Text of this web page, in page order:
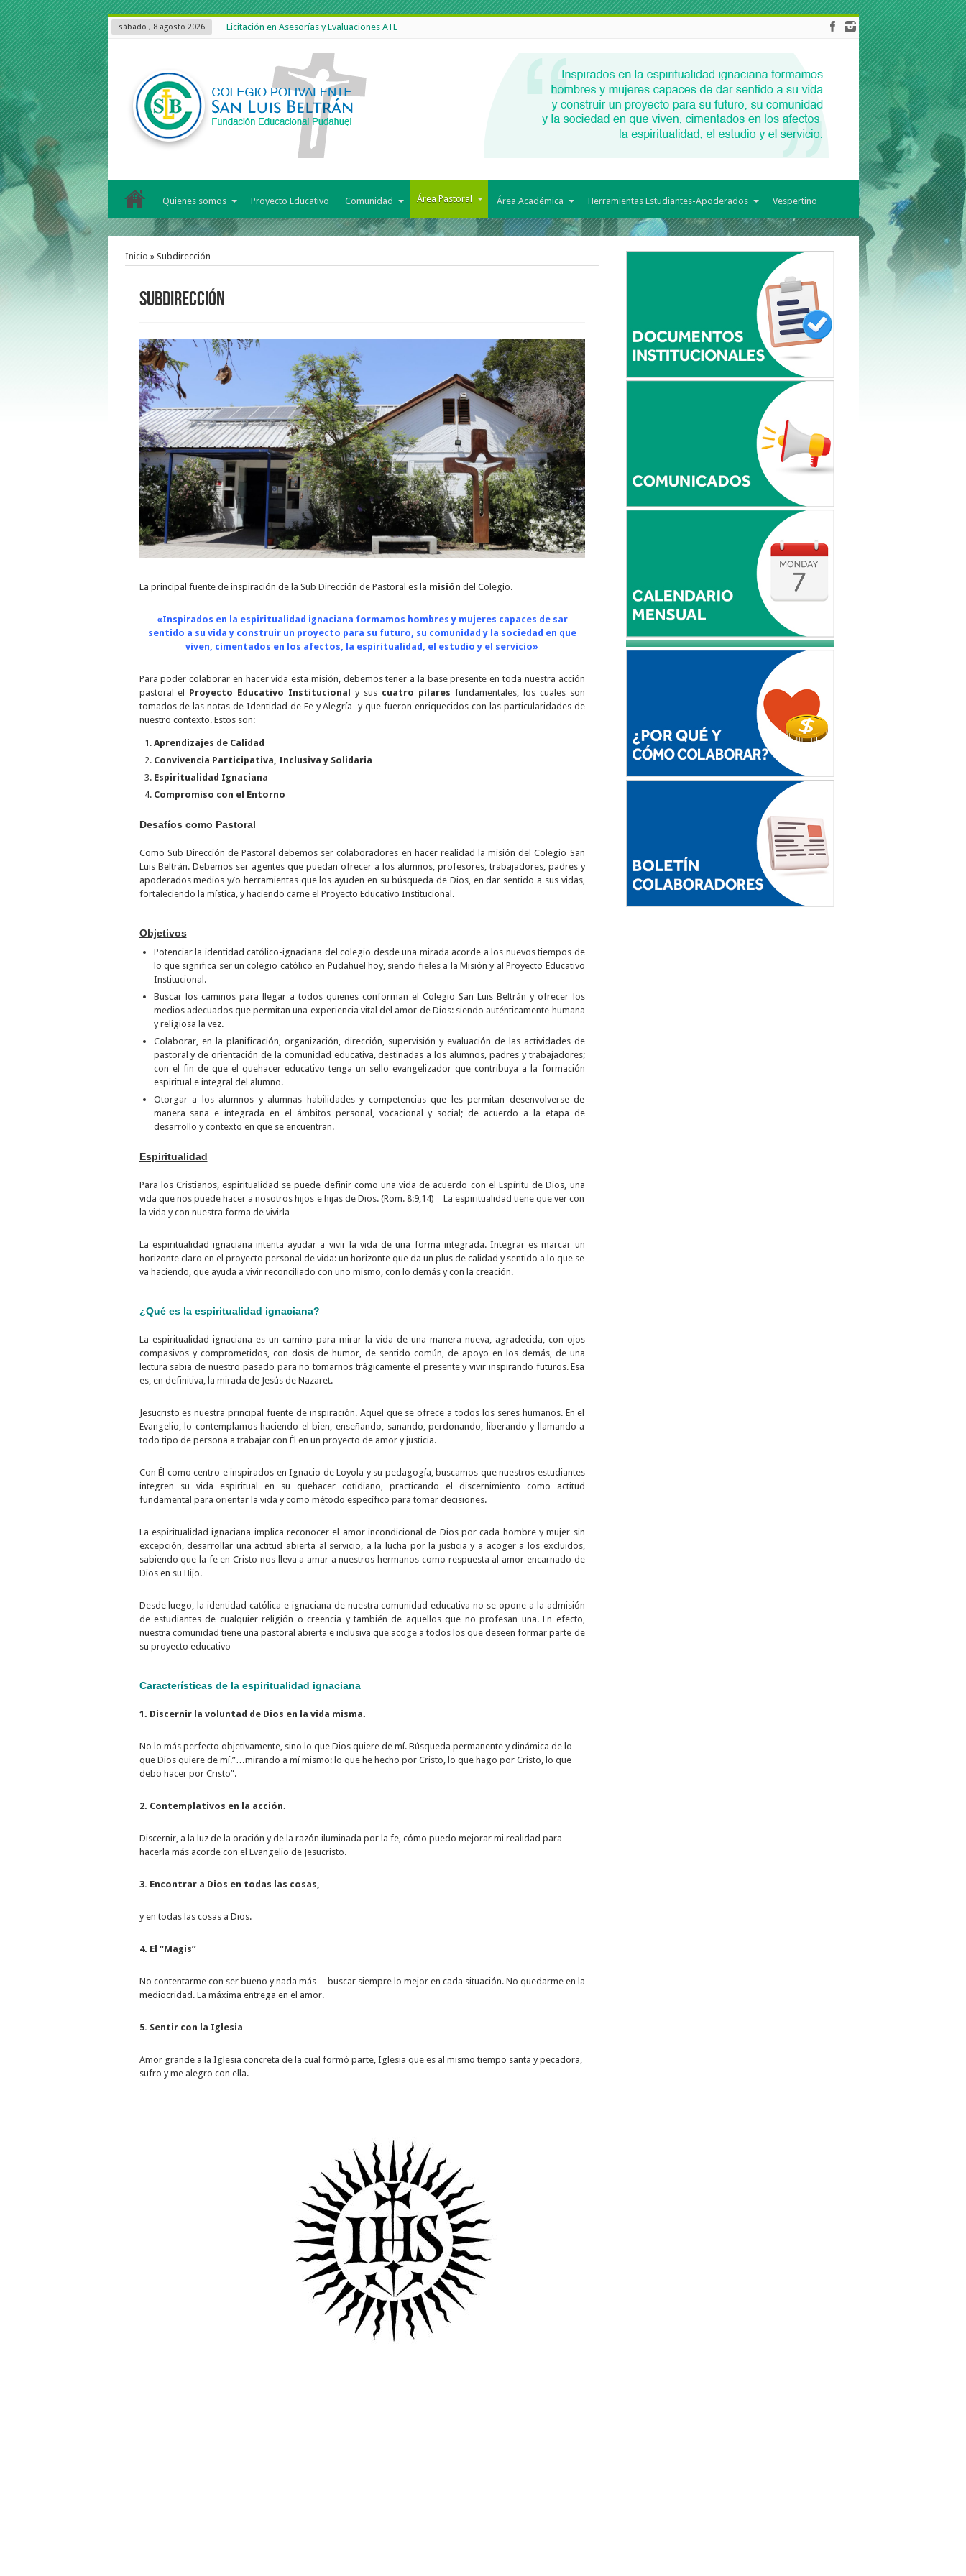
sábado , 8 agosto 2026 Licitación en Asesorías y Evaluaciones ATE
Quienes somos Proyecto Educativo Comunidad Área Pastoral Área Académica Herramientas Estudiantes-Apoderados Vespertino
Inicio » Subdirección
Subdirección
La principal fuente de inspiración de la Sub Dirección de Pastoral es la misión del Colegio.
«Inspirados en la espiritualidad ignaciana formamos hombres y mujeres capaces de sar
sentido a su vida y construir un proyecto para su futuro, su comunidad y la sociedad en que
viven, cimentados en los afectos, la espiritualidad, el estudio y el servicio»
Para poder colaborar en hacer vida esta misión, debemos tener a la base presente en toda nuestra acción
pastoral el Proyecto Educativo Institucionaly sus cuatro pilares fundamentales, los cuales son
tomados de las notas de Identidad de Fe y Alegría y que fueron enriquecidos con las particularidades de
nuestro contexto. Estos son:
Aprendizajes de Calidad
Convivencia Participativa, Inclusiva y Solidaria
Espiritualidad Ignaciana
Compromiso con el Entorno
Desafíos como Pastoral
Como Sub Dirección de Pastoral debemos ser colaboradores en hacer realidad la misión del Colegio San
Luis Beltrán. Debemos ser agentes que puedan ofrecer a los alumnos, profesores, trabajadores, padres y
apoderados medios y/o herramientas que los ayuden en su búsqueda de Dios, en dar sentido a sus vidas,
fortaleciendo la mística, y haciendo carne el Proyecto Educativo Institucional.
Objetivos
Potenciar la identidad católico-ignaciana del colegio desde una mirada acorde a los nuevos tiempos de
lo que significa ser un colegio católico en Pudahuel hoy, siendo fieles a la Misión y al Proyecto Educativo
Institucional.
Buscar los caminos para llegar a todos quienes conforman el Colegio San Luis Beltrán y ofrecer los
medios adecuados que permitan una experiencia vital del amor de Dios: siendo auténticamente humana
y religiosa la vez.
Colaborar, en la planificación, organización, dirección, supervisión y evaluación de las actividades de
pastoral y de orientación de la comunidad educativa, destinadas a los alumnos, padres y trabajadores;
con el fin de que el quehacer educativo tenga un sello evangelizador que contribuya a la formación
espiritual e integral del alumno.
Otorgar a los alumnos y alumnas habilidades y competencias que les permitan desenvolverse de
manera sana e integrada en el ámbitos personal, vocacional y social; de acuerdo a la etapa de
desarrollo y contexto en que se encuentran.
Espiritualidad
Para los Cristianos, espiritualidad se puede definir como una vida de acuerdo con el Espíritu de Dios, una
vida que nos puede hacer a nosotros hijos e hijas de Dios. (Rom. 8:9,14) La espiritualidad tiene que ver con
la vida y con nuestra forma de vivirla
La espiritualidad ignaciana intenta ayudar a vivir la vida de una forma integrada. Integrar es marcar un
horizonte claro en el proyecto personal de vida: un horizonte que da un plus de calidad y sentido a lo que se
va haciendo, que ayuda a vivir reconciliado con uno mismo, con lo demás y con la creación.
¿Qué es la espiritualidad ignaciana?
La espiritualidad ignaciana es un camino para mirar la vida de una manera nueva, agradecida, con ojos
compasivos y comprometidos, con dosis de humor, de sentido común, de apoyo en los demás, de una
lectura sabia de nuestro pasado para no tomarnos trágicamente el presente y vivir inspirando futuros. Esa
es, en definitiva, la mirada de Jesús de Nazaret.
Jesucristo es nuestra principal fuente de inspiración. Aquel que se ofrece a todos los seres humanos. En el
Evangelio, lo contemplamos haciendo el bien, enseñando, sanando, perdonando, liberando y llamando a
todo tipo de persona a trabajar con Él en un proyecto de amor y justicia.
Con Él como centro e inspirados en Ignacio de Loyola y su pedagogía, buscamos que nuestros estudiantes
integren su vida espiritual en su quehacer cotidiano, practicando el discernimiento como actitud
fundamental para orientar la vida y como método específico para tomar decisiones.
La espiritualidad ignaciana implica reconocer el amor incondicional de Dios por cada hombre y mujer sin
excepción, desarrollar una actitud abierta al servicio, a la lucha por la justicia y a acoger a los excluidos,
sabiendo que la fe en Cristo nos lleva a amar a nuestros hermanos como respuesta al amor encarnado de
Dios en su Hijo.
Desde luego, la identidad católica e ignaciana de nuestra comunidad educativa no se opone a la admisión
de estudiantes de cualquier religión o creencia y también de aquellos que no profesan una. En efecto,
nuestra comunidad tiene una pastoral abierta e inclusiva que acoge a todos los que deseen formar parte de
su proyecto educativo
Características de la espiritualidad ignaciana
1. Discernir la voluntad de Dios en la vida misma.
No lo más perfecto objetivamente, sino lo que Dios quiere de mí. Búsqueda permanente y dinámica de lo
que Dios quiere de mí.”…mirando a mí mismo: lo que he hecho por Cristo, lo que hago por Cristo, lo que
debo hacer por Cristo”.
2. Contemplativos en la acción.
Discernir, a la luz de la oración y de la razón iluminada por la fe, cómo puedo mejorar mi realidad para
hacerla más acorde con el Evangelio de Jesucristo.
3. Encontrar a Dios en todas las cosas,
y en todas las cosas a Dios.
4. El “Magis”
No contentarme con ser bueno y nada más… buscar siempre lo mejor en cada situación. No quedarme en la
mediocridad. La máxima entrega en el amor.
5. Sentir con la Iglesia
Amor grande a la Iglesia concreta de la cual formó parte, Iglesia que es al mismo tiempo santa y pecadora,
sufro y me alegro con ella.